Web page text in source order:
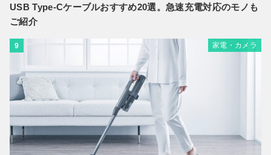
USB Type-Cケーブルおすすめ20選。急速充電対応のモノも
ご紹介
9 家電・カメラ